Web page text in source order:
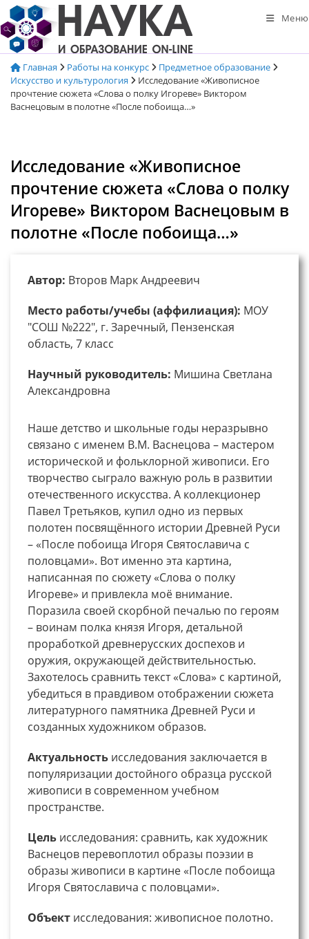
Перейти
к
содержимому
Меню
Главная Работы на конкурс
Предметное образование
Искусство и культурология
Исследование «Живописное
прочтение сюжета «Слова о полку Игореве» Виктором
Васнецовым в полотне «После побоища…»
Исследование «Живописное
прочтение сюжета «Слова о полку
Игореве» Виктором Васнецовым в
полотне «После побоища…»
Автор: Второв Марк Андреевич
Место работы/учебы (аффилиация): МОУ
"СОШ №222", г. Заречный, Пензенская
область, 7 класс
Научный руководитель: Мишина Светлана
Александровна
Наше детство и школьные годы неразрывно
связано с именем В.М. Васнецова – мастером
исторической и фольклорной живописи. Его
творчество сыграло важную роль в развитии
отечественного искусства. А коллекционер
Павел Третьяков, купил одно из первых
полотен посвящённого истории Древней Руси
– «После побоища Игоря Святославича с
половцами». Вот именно эта картина,
написанная по сюжету «Слова о полку
Игореве» и привлекла моё внимание.
Поразила своей скорбной печалью по героям
– воинам полка князя Игоря, детальной
проработкой древнерусских доспехов и
оружия, окружающей действительностью.
Захотелось сравнить текст «Слова» с картиной,
убедиться в правдивом отображении сюжета
литературного памятника Древней Руси и
созданных художником образов.
Актуальность исследования заключается в
популяризации достойного образца русской
живописи в современном учебном
пространстве.
Цель исследования: сравнить, как художник
Васнецов перевоплотил образы поэзии в
образы живописи в картине «После побоища
Игоря Святославича с половцами».
Объект исследования: живописное полотно.